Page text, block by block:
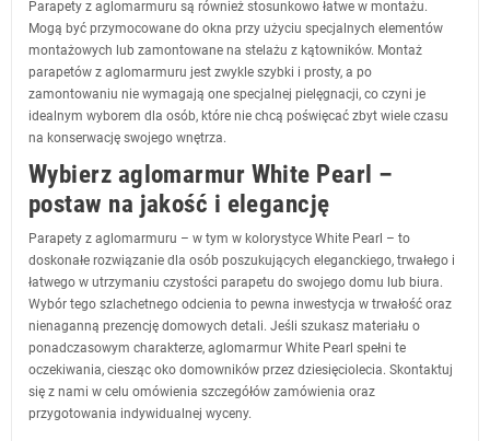
Parapety z aglomarmuru są również stosunkowo łatwe w montażu.
Mogą być przymocowane do okna przy użyciu specjalnych elementów
montażowych lub zamontowane na stelażu z kątowników. Montaż
parapetów z aglomarmuru jest zwykle szybki i prosty, a po
zamontowaniu nie wymagają one specjalnej pielęgnacji, co czyni je
idealnym wyborem dla osób, które nie chcą poświęcać zbyt wiele czasu
na konserwację swojego wnętrza.
Wybierz aglomarmur White Pearl –
postaw na jakość i elegancję
Parapety z aglomarmuru – w tym w kolorystyce White Pearl – to
doskonałe rozwiązanie dla osób poszukujących eleganckiego, trwałego i
łatwego w utrzymaniu czystości parapetu do swojego domu lub biura.
Wybór tego szlachetnego odcienia to pewna inwestycja w trwałość oraz
nienaganną prezencję domowych detali. Jeśli szukasz materiału o
ponadczasowym charakterze, aglomarmur White Pearl spełni te
oczekiwania, ciesząc oko domowników przez dziesięciolecia. Skontaktuj
się z nami w celu omówienia szczegółów zamówienia oraz
przygotowania indywidualnej wyceny.